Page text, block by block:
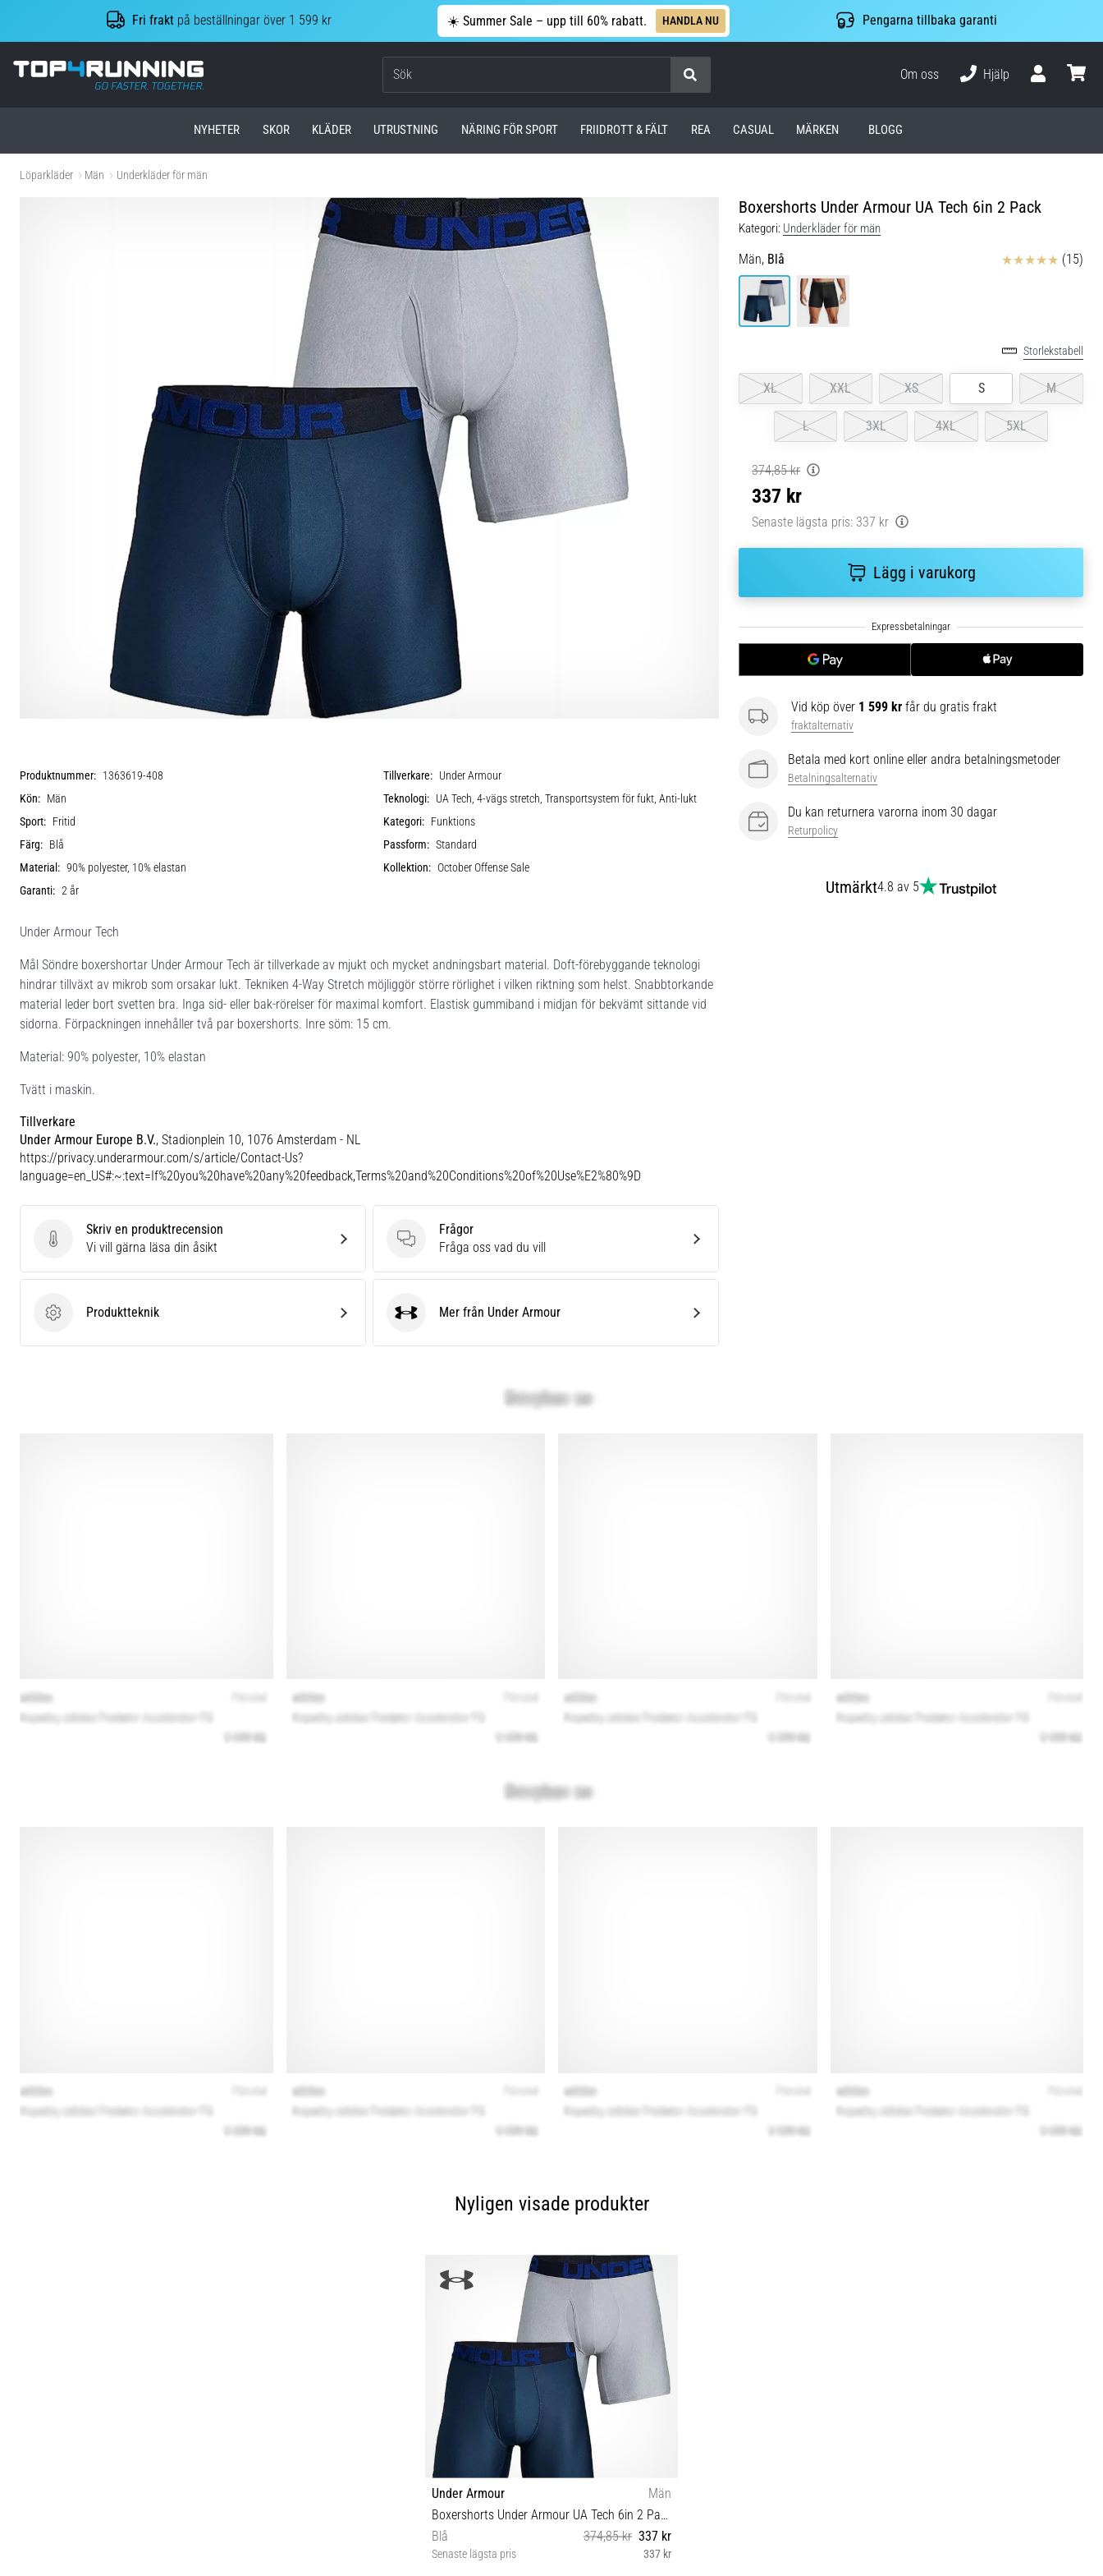
Fri frakt på beställningar över 1 599 kr ☀️ Summer Sale – upp till 60% rabatt. HANDLA NU Pengarna tillbaka garanti
Top4Running.se
Om oss
Hjälp
NYHETER SKOR KLÄDER UTRUSTNING NÄRING FÖR SPORT FRIIDROTT & FÄLT REA CASUAL MÄRKEN BLOGG
Löparkläder Män Underkläder för män
Boxershorts Under Armour UA Tech 6in 2 Pack
Kategori: Underkläder för män
Män, Blå Recensioner (15)
Storlekstabell
XL XXL XS S M
L 3XL 4XL 5XL
374,85 kr
337 kr
Senaste lägsta pris: 337 kr
Lägg i varukorg
Vid köp över 1 599 kr får du gratis frakt
fraktalternativ
Betala med kort online eller andra betalningsmetoder
Betalningsalternativ
Du kan returnera varorna inom 30 dagar
Returpolicy
Utmärkt4.8 av 5
Produktnummer: 1363619-408 Tillverkare: Under Armour
Kön: Män Teknologi: UA Tech, 4-vägs stretch, Transportsystem för fukt, Anti-lukt
Sport: Fritid Kategori: Funktions
Färg: Blå Passform: Standard
Material: 90% polyester, 10% elastan Kollektion: October Offense Sale
Garanti: 2 år
Under Armour Tech
Mål Söndre boxershortar Under Armour Tech är tillverkade av mjukt och mycket andningsbart material. Doft-förebyggande teknologi
hindrar tillväxt av mikrob som orsakar lukt. Tekniken 4-Way Stretch möjliggör större rörlighet i vilken riktning som helst. Snabbtorkande
material leder bort svetten bra. Inga sid- eller bak-rörelser för maximal komfort. Elastisk gummiband i midjan för bekvämt sittande vid
sidorna. Förpackningen innehåller två par boxershorts. Inre söm: 15 cm.
Material: 90% polyester, 10% elastan
Tvätt i maskin.
Tillverkare
Under Armour Europe B.V., Stadionplein 10, 1076 Amsterdam - NL
https://privacy.underarmour.com/s/article/Contact-Us?
language=en_US#:~:text=If%20you%20have%20any%20feedback,Terms%20and%20Conditions%20of%20Use%E2%80%9D
Skriv en produktrecension
Skriv en produktrecension
Vi vill gärna läsa din åsikt
Frågor
Frågor
Fråga oss vad du vill
ProduktteknikProduktteknik Under ArmourMer från Under Armour
Nyligen visade produkter
Under Armour
Män
Boxershorts Under Armour UA Tech 6in 2 Pack
Blå
374,85 kr 337 kr
Senaste lägsta pris 337 kr